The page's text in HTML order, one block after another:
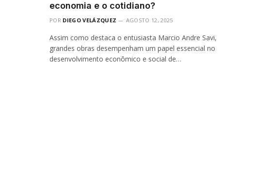
economia e o cotidiano?
POR DIEGO VELÁZQUEZ AGOSTO 12, 2025
Assim como destaca o entusiasta Marcio Andre Savi,
grandes obras desempenham um papel essencial no
desenvolvimento econômico e social de…